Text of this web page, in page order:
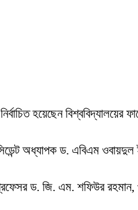
হয়েছেন বিশ্ববিদ্যালয়ের
অধ্যাপক ড. এবিএম
ড. জি. এম. শফিউর